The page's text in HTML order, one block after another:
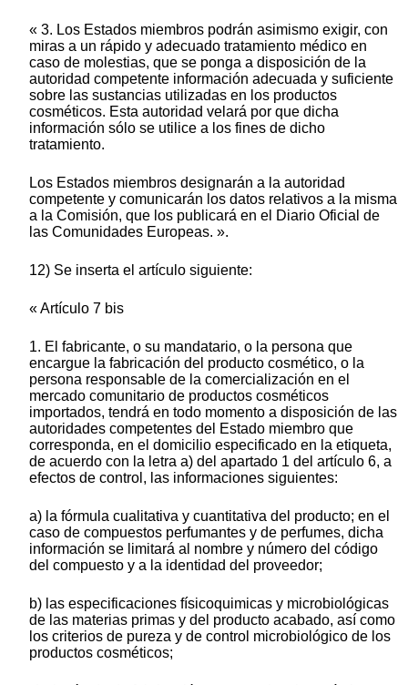
« 3. Los Estados miembros podrán asimismo exigir, con
miras a un rápido y adecuado tratamiento médico en
caso de molestias, que se ponga a disposición de la
autoridad competente información adecuada y suficiente
sobre las sustancias utilizadas en los productos
cosméticos. Esta autoridad velará por que dicha
información sólo se utilice a los fines de dicho
tratamiento.
Los Estados miembros designarán a la autoridad
competente y comunicarán los datos relativos a la misma
a la Comisión, que los publicará en el Diario Oficial de
las Comunidades Europeas. ».
12) Se inserta el artículo siguiente:
« Artículo 7 bis
1. El fabricante, o su mandatario, o la persona que
encargue la fabricación del producto cosmético, o la
persona responsable de la comercialización en el
mercado comunitario de productos cosméticos
importados, tendrá en todo momento a disposición de las
autoridades competentes del Estado miembro que
corresponda, en el domicilio especificado en la etiqueta,
de acuerdo con la letra a) del apartado 1 del artículo 6, a
efectos de control, las informaciones siguientes:
a) la fórmula cualitativa y cuantitativa del producto; en el
caso de compuestos perfumantes y de perfumes, dicha
información se limitará al nombre y número del código
del compuesto y a la identidad del proveedor;
b) las especificaciones físicoquimicas y microbiológicas
de las materias primas y del producto acabado, así como
los criterios de pureza y de control microbiológico de los
productos cosméticos;